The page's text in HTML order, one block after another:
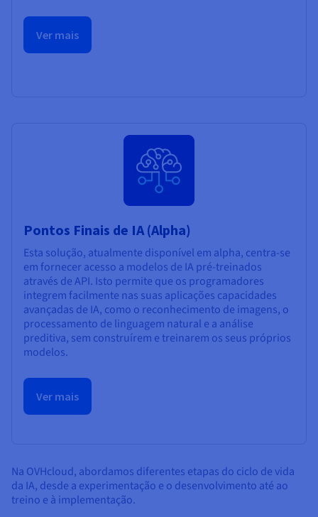
Ver mais
Pontos Finais de IA (Alpha)
Esta solução, atualmente disponível em alpha, centra-se
em fornecer acesso a modelos de IA pré-treinados
através de API. Isto permite que os programadores
integrem facilmente nas suas aplicações capacidades
avançadas de IA, como o reconhecimento de imagens, o
processamento de linguagem natural e a análise
preditiva, sem construírem e treinarem os seus próprios
modelos.
Ver mais
Na OVHcloud, abordamos diferentes etapas do ciclo de vida
da IA, desde a experimentação e o desenvolvimento até ao
treino e à implementação.